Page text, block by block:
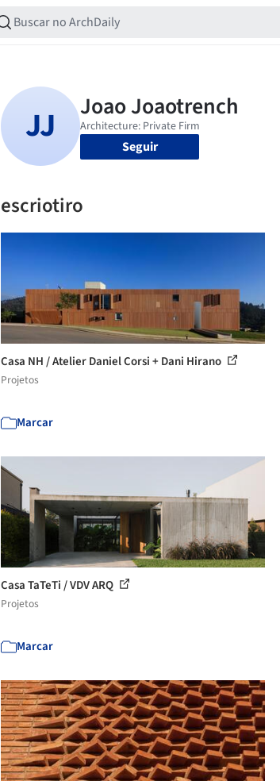
Seguir
escriotiro
Casa NH / Atelier Daniel Corsi + Dani Hirano
Projetos
Marcar
Casa TaTeTi / VDV ARQ
Projetos
Marcar